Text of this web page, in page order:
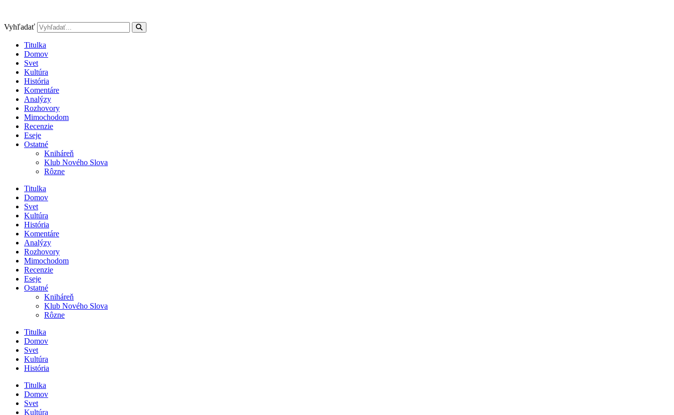
obsah
Vyhľadať
Titulka
Domov
Svet
Kultúra
História
Komentáre
Analýzy
Rozhovory
Mimochodom
Recenzie
Eseje
Ostatné
Kniháreň
Klub Nového Slova
Rôzne
Titulka
Domov
Svet
Kultúra
História
Komentáre
Analýzy
Rozhovory
Mimochodom
Recenzie
Eseje
Ostatné
Kniháreň
Klub Nového Slova
Rôzne
Titulka
Domov
Svet
Kultúra
História
Titulka
Domov
Svet
Kultúra